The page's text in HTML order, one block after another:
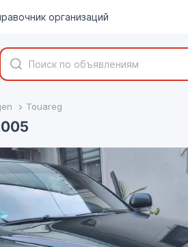
организаций
Touareg